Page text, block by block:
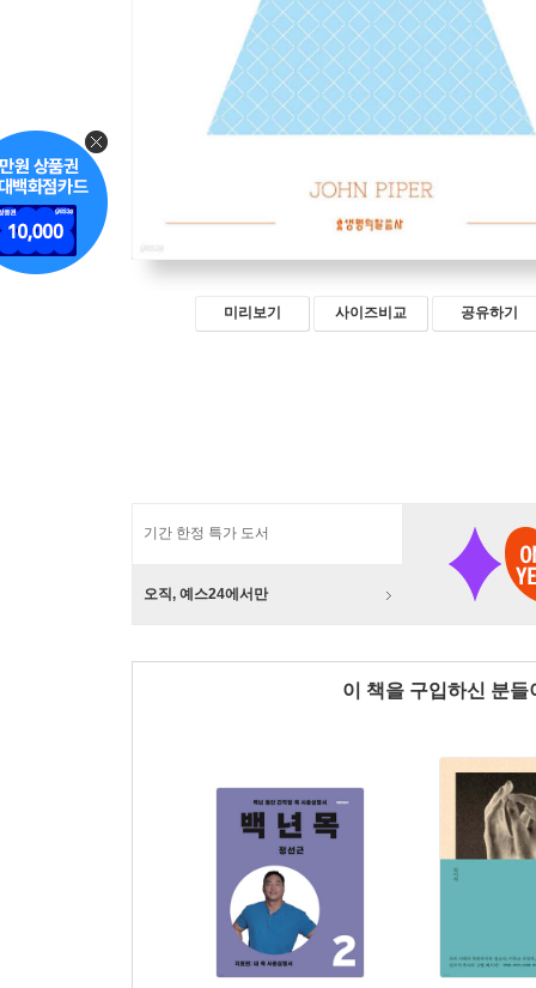
미리보기 사이즈비교 공유하기
기간 한정 특가 도서
오직, 예스24에서만
이 책을 구입하신 분